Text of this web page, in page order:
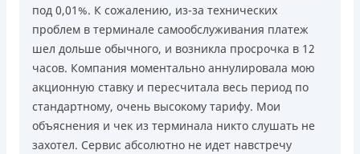
под 0,01%. К сожалению, из-за технических
проблем в терминале самообслуживания платеж
шел дольше обычного, и возникла просрочка в 12
часов. Компания моментально аннулировала мою
акционную ставку и пересчитала весь период по
стандартному, очень высокому тарифу. Мои
объяснения и чек из терминала никто слушать не
захотел. Сервис абсолютно не идет навстречу